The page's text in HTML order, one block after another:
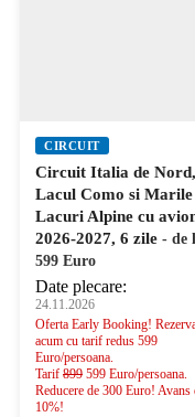
CIRCUIT
Circuit Italia de Nord,
Lacul Como si Marile
Lacuri Alpine cu
2026-2027, 6 zile - de
599 Euro
Date plecare:
24.11.2026
Oferta Early Booking!
acum cu tarif redus 599
Euro/persoana.
Tarif 899 599 Euro/persoana.
Reducere de 300 Euro! Avans
10%!